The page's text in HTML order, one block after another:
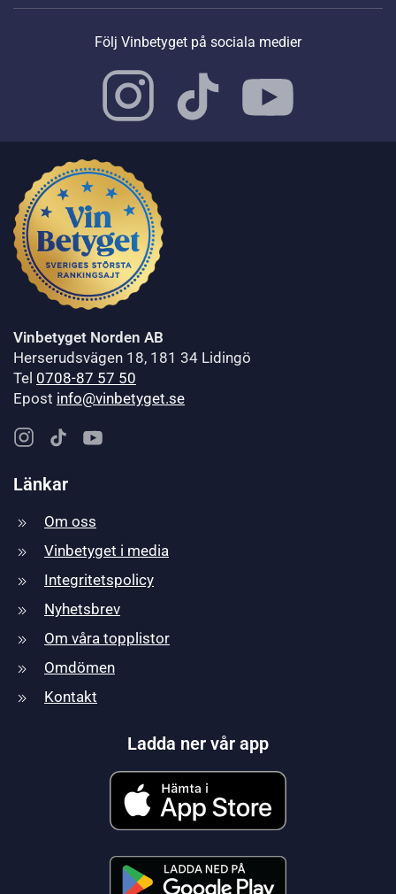
Följ Vinbetyget på sociala medier
Vinbetyget Norden AB
Herserudsvägen 18, 181 34 Lidingö
Tel 0708-87 57 50
Epost info@vinbetyget.se
Länkar
Om oss
Vinbetyget i media
Integritetspolicy
Nyhetsbrev
Om våra topplistor
Omdömen
Kontakt
Ladda ner vår app